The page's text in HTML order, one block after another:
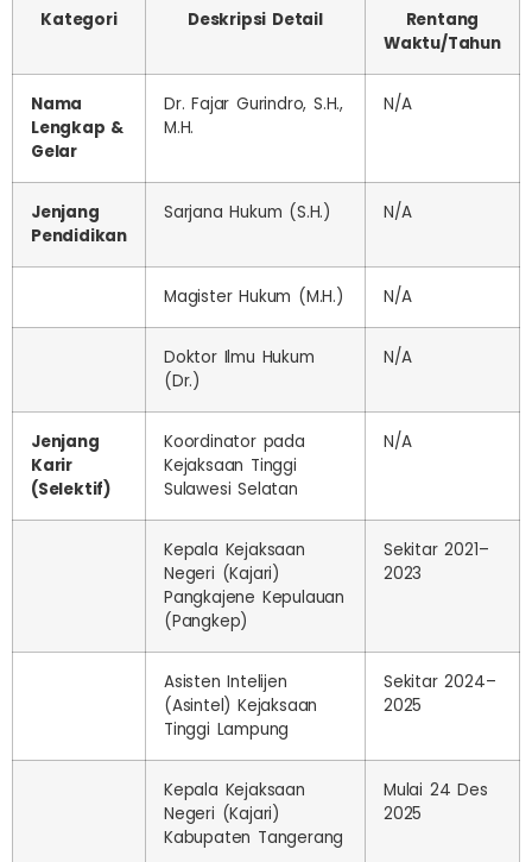
Kategori Deskripsi Detail
Rentang
Waktu/Tahun
Nama
Lengkap &
Gelar
Dr. Fajar Gurindro, S.H.,
M.H.
N/A
Jenjang
Pendidikan
Sarjana Hukum (S.H.) N/A
Magister Hukum (M.H.) N/A
Doktor Ilmu Hukum
(Dr.)
N/A
Jenjang
Karir
(Selektif)
Koordinator pada
Kejaksaan Tinggi
Sulawesi Selatan
N/A
Kepala Kejaksaan
Negeri (Kajari)
Pangkajene Kepulauan
(Pangkep)
Sekitar 2021–
2023
Asisten Intelijen
(Asintel) Kejaksaan
Tinggi Lampung
Sekitar 2024–
2025
Kepala Kejaksaan
Negeri (Kajari)
Kabupaten Tangerang
Mulai 24 Des
2025